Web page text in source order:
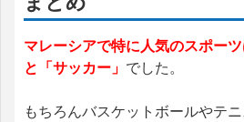
マレーシアで特に人気のスポーツ
と「サッカー」 でした。
もちろんバスケットボールやテ